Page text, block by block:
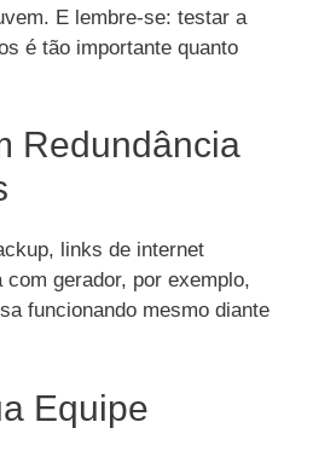
E lembre-se: testar a
é tão importante quanto
Redundância
links de internet
gerador, por exemplo,
funcionando mesmo diante
Equipe